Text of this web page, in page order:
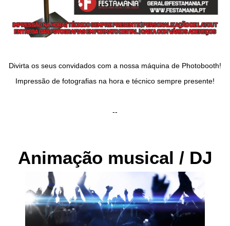
Divirta os seus convidados com a nossa máquina de Photobooth!
Impressão de fotografias na hora e técnico sempre presente!
--
Animação musical / DJ